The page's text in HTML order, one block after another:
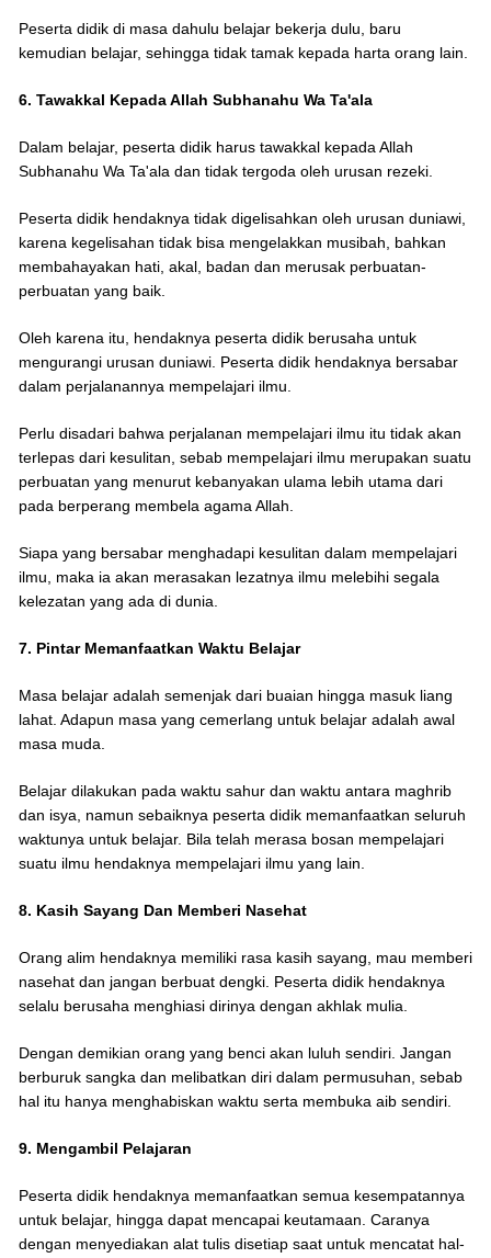
Peserta didik di masa dahulu belajar bekerja dulu, baru
kemudian belajar, sehingga tidak tamak kepada harta orang lain.
6. Tawakkal Kepada Allah Subhanahu Wa Ta'ala
Dalam belajar, peserta didik harus tawakkal kepada Allah
Subhanahu Wa Ta'ala dan tidak tergoda oleh urusan rezeki.
Peserta didik hendaknya tidak digelisahkan oleh urusan duniawi,
karena kegelisahan tidak bisa mengelakkan musibah, bahkan
membahayakan hati, akal, badan dan merusak perbuatan-
perbuatan yang baik.
Oleh karena itu, hendaknya peserta didik berusaha untuk
mengurangi urusan duniawi. Peserta didik hendaknya bersabar
dalam perjalanannya mempelajari ilmu.
Perlu disadari bahwa perjalanan mempelajari ilmu itu tidak akan
terlepas dari kesulitan, sebab mempelajari ilmu merupakan suatu
perbuatan yang menurut kebanyakan ulama lebih utama dari
pada berperang membela agama Allah.
Siapa yang bersabar menghadapi kesulitan dalam mempelajari
ilmu, maka ia akan merasakan lezatnya ilmu melebihi segala
kelezatan yang ada di dunia.
7. Pintar Memanfaatkan Waktu Belajar
Masa belajar adalah semenjak dari buaian hingga masuk liang
lahat. Adapun masa yang cemerlang untuk belajar adalah awal
masa muda.
Belajar dilakukan pada waktu sahur dan waktu antara maghrib
dan isya, namun sebaiknya peserta didik memanfaatkan seluruh
waktunya untuk belajar. Bila telah merasa bosan mempelajari
suatu ilmu hendaknya mempelajari ilmu yang lain.
8. Kasih Sayang Dan Memberi Nasehat
Orang alim hendaknya memiliki rasa kasih sayang, mau memberi
nasehat dan jangan berbuat dengki. Peserta didik hendaknya
selalu berusaha menghiasi dirinya dengan akhlak mulia.
Dengan demikian orang yang benci akan luluh sendiri. Jangan
berburuk sangka dan melibatkan diri dalam permusuhan, sebab
hal itu hanya menghabiskan waktu serta membuka aib sendiri.
9. Mengambil Pelajaran
Peserta didik hendaknya memanfaatkan semua kesempatannya
untuk belajar, hingga dapat mencapai keutamaan. Caranya
dengan menyediakan alat tulis disetiap saat untuk mencatat hal-